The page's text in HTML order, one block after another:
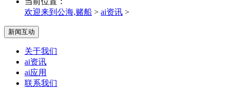
欢迎来到公海,赌船 > ai资讯 >
新闻互动
关于我们
ai资讯
ai应用
联系我们